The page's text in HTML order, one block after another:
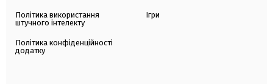
Політика використання
штучного інтелекту
Політика конфіденційності
додатку
Ігри